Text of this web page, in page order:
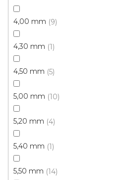
4,00 mm 9
4,30 mm 1
4,50 mm 5
5,00 mm 10
5,20 mm 4
5,40 mm 1
5,50 mm 14